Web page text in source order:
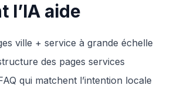
l’IA aide
ville + service à grande échelle
des pages services
qui matchent l’intention locale